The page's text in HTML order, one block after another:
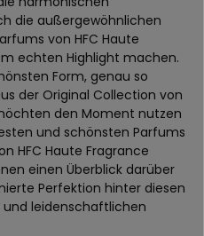
die außergewöhnlichen
von HFC Haute
echten Highlight machen.
Form, genau so
der Original Collection von
den Moment nutzen
und schönsten Parfums
HFC Haute Fragrance
einen Überblick darüber
Perfektion hinter diesen
leidenschaftlichen